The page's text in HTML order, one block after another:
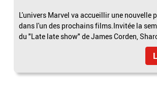
L'univers Marvel va accueillir une nouvelle
dans l'un des prochains films.Invitée la
du "Late late show" de James Corden,